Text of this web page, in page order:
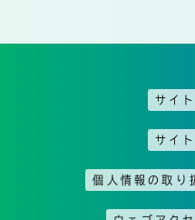
サイ
サイ
個人情報の取り